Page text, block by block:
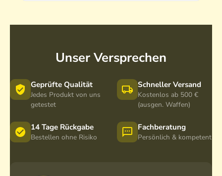
Unser Versprechen
Geprüfte Qualität
Jedes Produkt von uns
getestet
Schneller Versand
Kostenlos ab 500 €
(ausgen. Waffen)
14 Tage Rückgabe
Bestellen ohne Risiko
Fachberatung
Persönlich & kompetent